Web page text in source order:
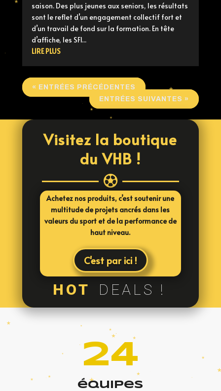
saison. Des plus jeunes aux seniors, les résultats
sont le reflet d’un engagement collectif fort et
d’un travail de fond sur la formation. En tête
d’affiche, les SF1...
LIRE PLUS
« ENTRÉES PRÉCÉDENTES
ENTRÉES SUIVANTES »
Visitez la boutique
du VHB !

Achetez nos produits, c’est soutenir une
multitude de projets ancrés dans les
valeurs du sport et de la performance de
haut niveau.
C'est par ici !
HOT DEALS !
24
équipes